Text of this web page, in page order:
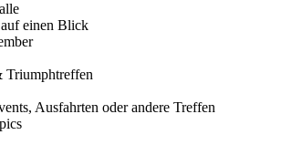
einen Blick
Triumphtreffen
Ausfahrten oder andere Treffen